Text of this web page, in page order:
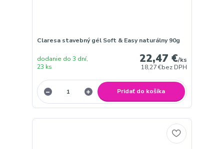
Claresa stavebný gél Soft & Easy naturálny 90g
22,47 €/ks
18,27 €bez DPH
dodanie do 3 dní,
23 ks
Pridať do košíka